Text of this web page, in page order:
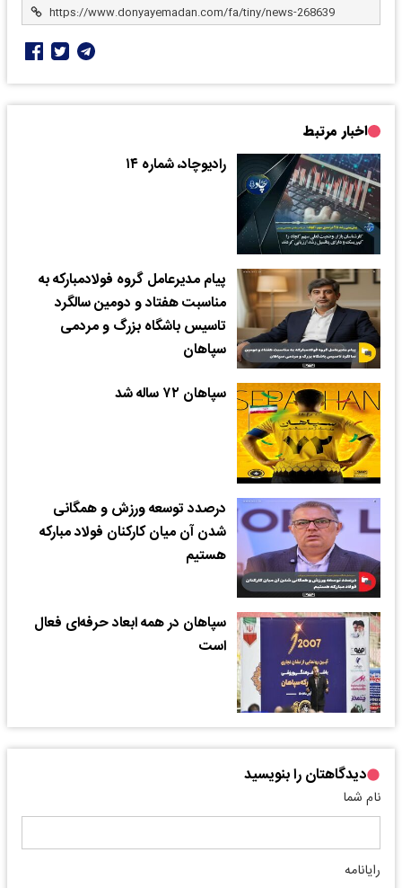
اخبار مرتبط
رادیوچاد، شماره ۱۴
پیام مدیرعامل گروه فولادمبارکه به
مناسبت هفتاد و دومین سالگرد
تاسیس باشگاه بزرگ و مردمی
سپاهان
سپاهان ۷۲ ساله شد
درصدد توسعه ورزش و همگانی
شدن آن میان کارکنان فولاد مبارکه
هستیم
سپاهان در همه ابعاد حرفه‌ای فعال
است
دیدگاهتان را بنویسید
نام شما
رایانامه